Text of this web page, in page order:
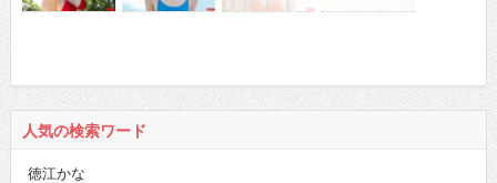
人気の検索ワード
徳江かな